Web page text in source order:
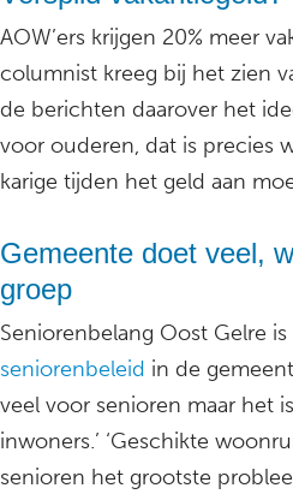
AOW’ers krijgen 20% meer
columnist kreeg bij het zien
de berichten daarover het
voor ouderen, dat is precies
karige tijden het geld aan
Gemeente doet veel,
groep
Seniorenbelang Oost Gelre
seniorenbeleid in de
veel voor senioren maar het
inwoners.’ ‘Geschikte
senioren het grootste